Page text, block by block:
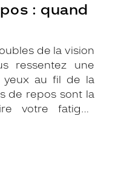
: quand
de la vision
ressentez une
yeux au fil de la
de repos sont la
votre fatigue
suivez nos